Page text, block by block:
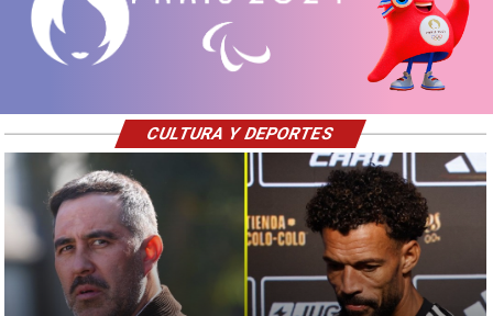
CULTURA Y DEPORTES